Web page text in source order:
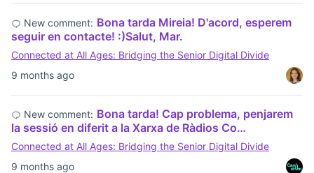
9 months ago
New comment: Bona tarda Mireia! D'acord, esperem
seguir en contacte! :)Salut, Mar.
Connected at All Ages: Bridging the Senior Digital Divide
9 months ago
New comment: Bona tarda! Cap problema, penjarem
la sessió en diferit a la Xarxa de Ràdios Co…
Connected at All Ages: Bridging the Senior Digital Divide